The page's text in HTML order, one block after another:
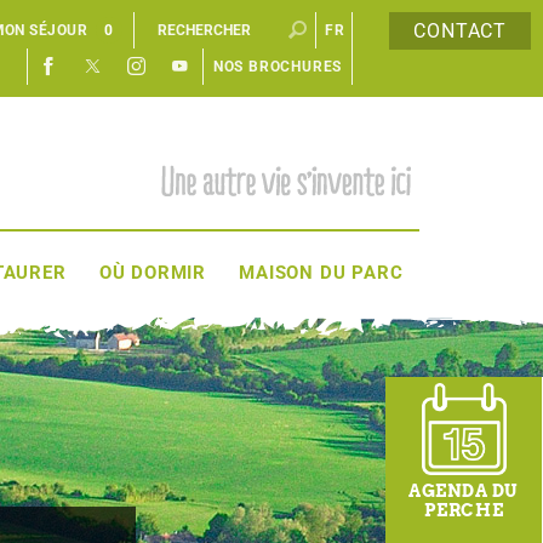
CONTACT
EN
FR
SÉJOUR 0
NOS BROCHURES
OÙ DORMIR MAISON DU PARC
AGENDA DU
PERCHE